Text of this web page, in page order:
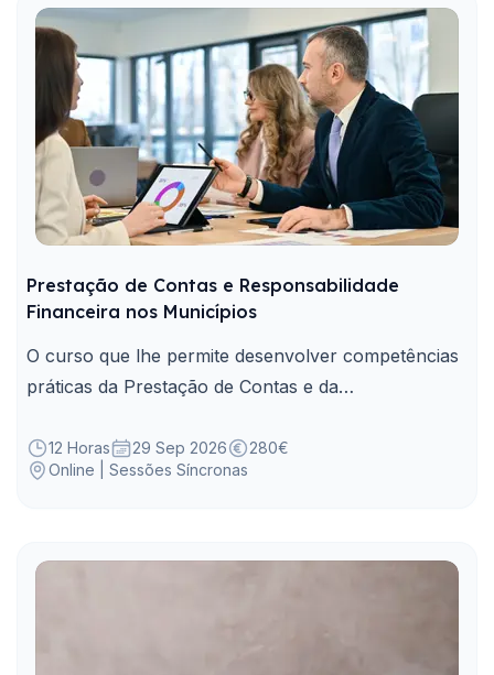
Prestação de Contas e Responsabilidade
Financeira nos Municípios
O curso que lhe permite desenvolver competências
práticas da Prestação de Contas e da
12 Horas 29 Sep 2026
280€
Online | Sessões Síncronas